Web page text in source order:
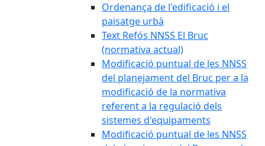
Ordenança de l'edificació i el
paisatge urbà
Text Refós NNSS El Bruc
(normativa actual)
Modificació puntual de les NNSS
del planejament del Bruc per a la
modificació de la normativa
referent a la regulació dels
sistemes d'equipaments
Modificació puntual de les NNSS